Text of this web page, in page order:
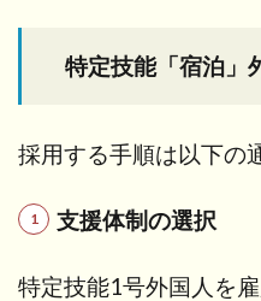
特定技能「宿泊」
採用する手順は以下の
支援体制の選択
特定技能1号外国人を